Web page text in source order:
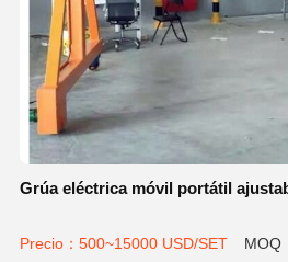
Grúa eléctrica móvil portátil
Precio：500~15000 USD/SET MOQ